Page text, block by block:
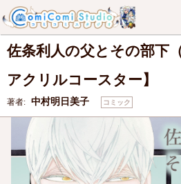
特典
【有償特典・『佐条利人の父とその部
【店舗共通特典ペーパー】
佐条利人の父とその部下
アクリルコースター】
著者: 中村明日美子 コミック